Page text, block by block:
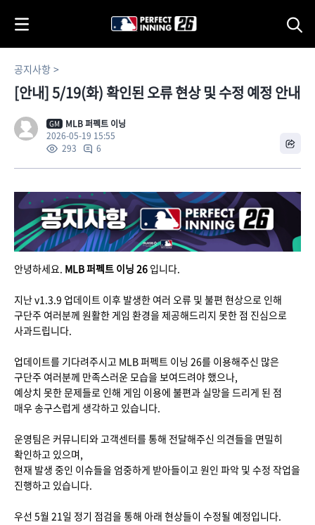
공지사항
[안내] 5/19(화) 확인된 오류 현상 및 수정 예정 안내
GM
MLB 퍼펙트 이닝
2026-05-19 15:55
293
6
안녕하세요. MLB퍼펙트 이닝 26 입니다.
지난 v1.3.9 업데이트 이후 발생한 여러 오류 및 불편 현상으로 인해
구단주 여러분께 원활한 게임 환경을 제공해드리지 못한 점 진심으로
사과드립니다.
업데이트를 기다려주시고 MLB 퍼펙트 이닝 26를 이용해주신 많은
구단주 여러분께 만족스러운 모습을 보여드려야 했으나,
예상치 못한 문제들로 인해 게임 이용에 불편과 실망을 드리게 된 점
매우 송구스럽게 생각하고 있습니다.
운영팀은 커뮤니티와 고객센터를 통해 전달해주신 의견들을 면밀히
확인하고 있으며,
현재 발생 중인 이슈들을 엄중하게 받아들이고 원인 파악 및 수정 작업을
진행하고 있습니다.
우선 5월 21일 정기 점검을 통해 아래 현상들이 수정될 예정입니다.